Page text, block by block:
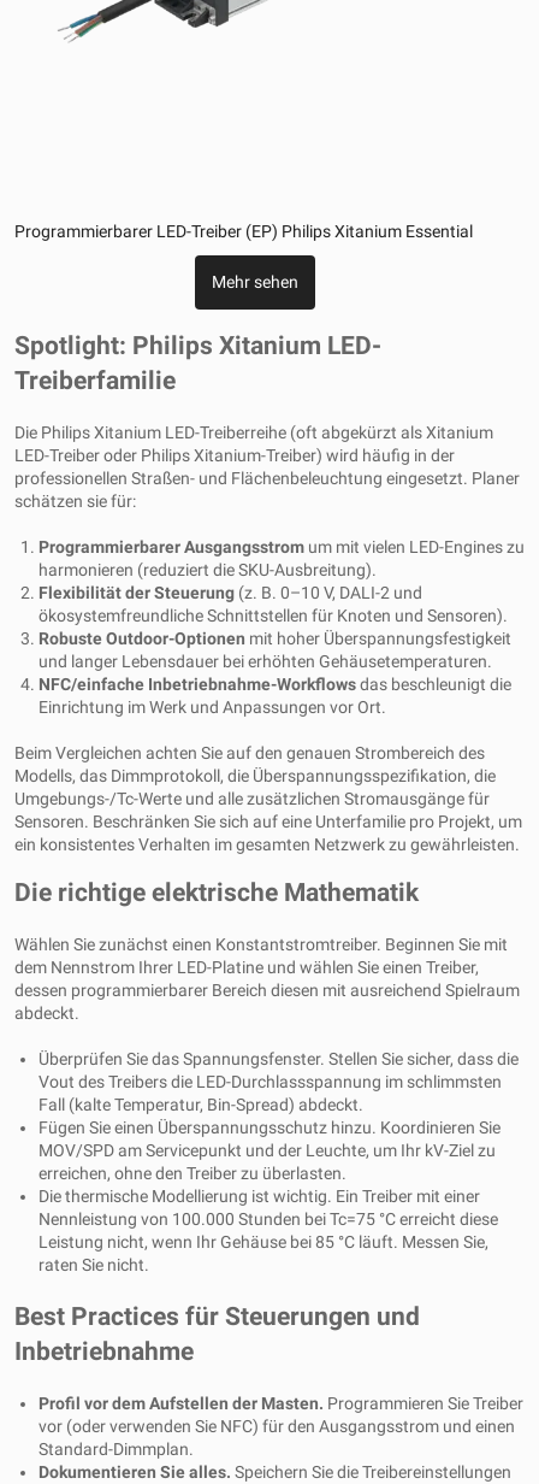
Programmierbarer LED-Treiber (EP) Philips Xitanium Essential
Mehr sehen
Spotlight: Philips Xitanium LED-
Treiberfamilie
Die Philips Xitanium LED-Treiberreihe (oft abgekürzt als Xitanium
LED-Treiber oder Philips Xitanium-Treiber) wird häufig in der
professionellen Straßen- und Flächenbeleuchtung eingesetzt. Planer
schätzen sie für:
Programmierbarer Ausgangsstrom um mit vielen LED-Engines zu
harmonieren (reduziert die SKU-Ausbreitung).
Flexibilität der Steuerung (z. B. 0–10 V, DALI-2 und
ökosystemfreundliche Schnittstellen für Knoten und Sensoren).
Robuste Outdoor-Optionen mit hoher Überspannungsfestigkeit
und langer Lebensdauer bei erhöhten Gehäusetemperaturen.
NFC/einfache Inbetriebnahme-Workflowsdas beschleunigt die
Einrichtung im Werk und Anpassungen vor Ort.
Beim Vergleichen achten Sie auf den genauen Strombereich des
Modells, das Dimmprotokoll, die Überspannungsspezifikation, die
Umgebungs-/Tc-Werte und alle zusätzlichen Stromausgänge für
Sensoren. Beschränken Sie sich auf eine Unterfamilie pro Projekt, um
ein konsistentes Verhalten im gesamten Netzwerk zu gewährleisten.
Die richtige elektrische Mathematik
Wählen Sie zunächst einen Konstantstromtreiber. Beginnen Sie mit
dem Nennstrom Ihrer LED-Platine und wählen Sie einen Treiber,
dessen programmierbarer Bereich diesen mit ausreichend Spielraum
abdeckt.
Überprüfen Sie das Spannungsfenster. Stellen Sie sicher, dass die
Vout des Treibers die LED-Durchlassspannung im schlimmsten
Fall (kalte Temperatur, Bin-Spread) abdeckt.
Fügen Sie einen Überspannungsschutz hinzu. Koordinieren Sie
MOV/SPD am Servicepunkt und der Leuchte, um Ihr kV-Ziel zu
erreichen, ohne den Treiber zu überlasten.
Die thermische Modellierung ist wichtig. Ein Treiber mit einer
Nennleistung von 100.000 Stunden bei Tc=75 °C erreicht diese
Leistung nicht, wenn Ihr Gehäuse bei 85 °C läuft. Messen Sie,
raten Sie nicht.
Best Practices für Steuerungen und
Inbetriebnahme
Profil vor dem Aufstellen der Masten. Programmieren Sie Treiber
vor (oder verwenden Sie NFC) für den Ausgangsstrom und einen
Standard-Dimmplan.
Dokumentieren Sie alles. Speichern Sie die Treibereinstellungen